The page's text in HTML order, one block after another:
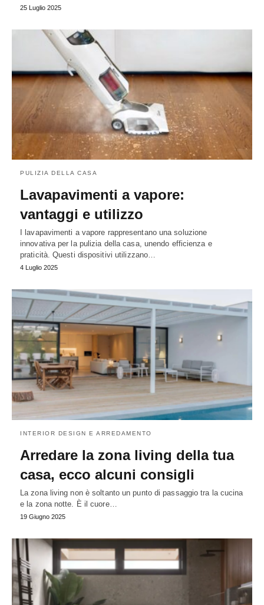
25 Luglio 2025
PULIZIA DELLA CASA
Lavapavimenti a vapore:
vantaggi e utilizzo
I lavapavimenti a vapore rappresentano una soluzione
innovativa per la pulizia della casa, unendo efficienza e
praticità. Questi dispositivi utilizzano…
4 Luglio 2025
INTERIOR DESIGN E ARREDAMENTO
Arredare la zona living della tua
casa, ecco alcuni consigli
La zona living non è soltanto un punto di passaggio tra la cucina
e la zona notte. È il cuore…
19 Giugno 2025